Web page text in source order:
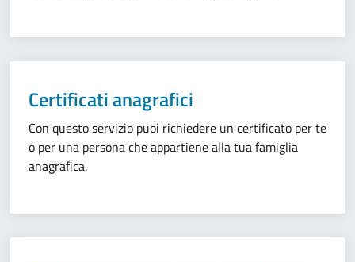
Certificati anagrafici
Con questo servizio puoi richiedere un certificato per te
o per una persona che appartiene alla tua famiglia
anagrafica.